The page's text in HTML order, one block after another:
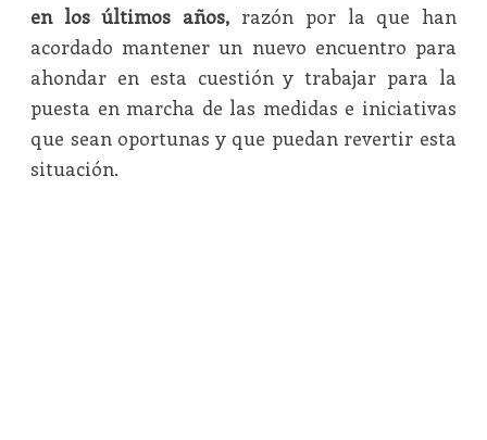
en los últimos años, razón por la que han
acordado mantener un nuevo encuentro para
ahondar en esta cuestión y trabajar para la
puesta en marcha de las medidas e iniciativas
que sean oportunas y que puedan revertir esta
situación.